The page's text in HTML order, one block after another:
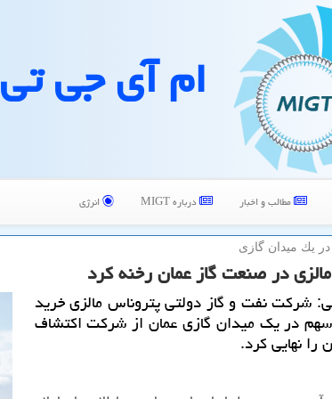
ام آی جی تی
مطالب و اخبار درباره MIGT انرژی
یك میدان گازی
در صنعت گاز عمان رخنه كرد
شركت نفت و گاز دولتی پتروناس مالزی خرید
سهم در یك میدان گازی عمان از شركت اكتشاف
را نهایی كرد.